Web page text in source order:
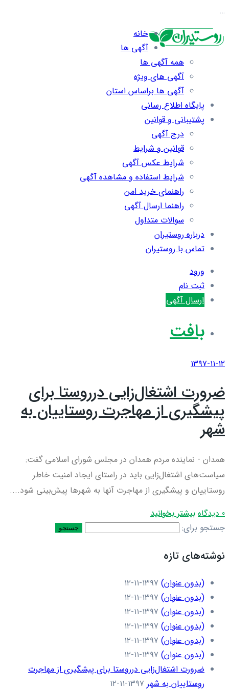
…
خانه
آگهی ها
همه آگهی ها
آگهی های ویژه
آگهی ها براساس استان
پایگاه اطلاع رسانی
پشتیبانی و قوانین
درج آگهی
قوانین و شرایط
شرایط عکس آگهی
شرایط استفاده و مشاهده آگهی
راهنمای خرید امن
راهنما ارسال آگهی
سوالات متداول
درباره روستیران
تماس با روستیران
ورود
ثبت نام
ارسال آگهی
بافت
۱۳۹۷-۱۱-۱۲
ضرورت اشتغال‌زایی درروستا برای
پیشگیری از مهاجرت روستاییان به
شهر
همدان - نماینده مردم همدان در مجلس شورای اسلامی گفت:
سیاست‌های اشتغال‌زایی باید در راستای ایجاد امنیت خاطر
روستاییان و پیشگیری از مهاجرت آنها به شهرها پیش‌بینی شود....
0 دیدگاه
بیشتر بخوانید
جستجو برای:
نوشته‌های تازه
(بدون عنوان) ۱۳۹۷-۱۱-۱۲
(بدون عنوان) ۱۳۹۷-۱۱-۱۲
(بدون عنوان) ۱۳۹۷-۱۱-۱۲
(بدون عنوان) ۱۳۹۷-۱۱-۱۲
(بدون عنوان) ۱۳۹۷-۱۱-۱۲
(بدون عنوان) ۱۳۹۷-۱۱-۱۲
ضرورت اشتغال‌زایی درروستا برای پیشگیری از مهاجرت
روستاییان به شهر ۱۳۹۷-۱۱-۱۲